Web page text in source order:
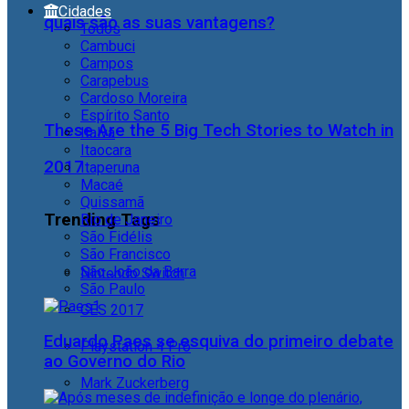
quais são as suas vantagens?
These Are the 5 Big Tech Stories to Watch in
2017
Trending Tags
Nintendo Switch
CES 2017
Playstation 4 Pro
Mark Zuckerberg
Cidades
Todos
Cambuci
Campos
Carapebus
Cardoso Moreira
Espírito Santo
Italva
Itaocara
Itaperuna
Macaé
Quissamã
Rio de Janeiro
São Fidélis
São Francisco
São João da Barra
São Paulo
Eduardo Paes se esquiva do primeiro debate
ao Governo do Rio